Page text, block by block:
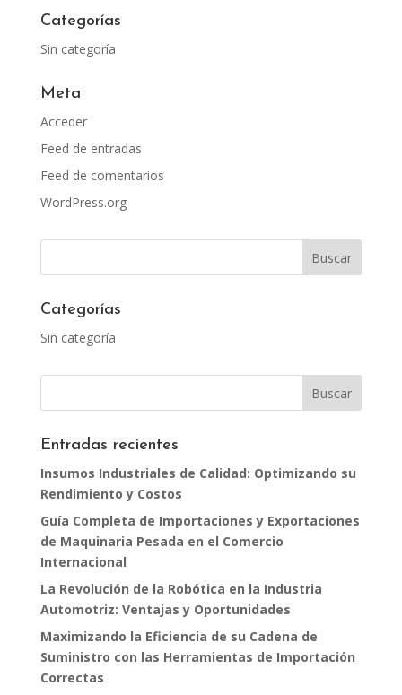
Categorías
Sin categoría
Meta
Acceder
Feed de entradas
Feed de comentarios
WordPress.org
Categorías
Sin categoría
Entradas recientes
Insumos Industriales de Calidad: Optimizando su
Rendimiento y Costos
Guía Completa de Importaciones y Exportaciones
de Maquinaria Pesada en el Comercio
Internacional
La Revolución de la Robótica en la Industria
Automotriz: Ventajas y Oportunidades
Maximizando la Eficiencia de su Cadena de
Suministro con las Herramientas de Importación
Correctas